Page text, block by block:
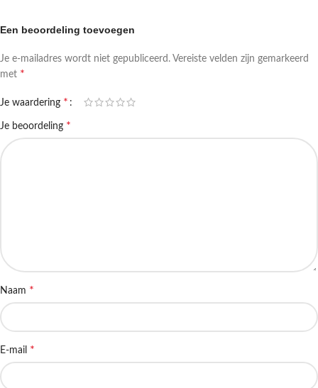
Een beoordeling toevoegen
Je e-mailadres wordt niet gepubliceerd. Vereiste velden zijn gemarkeerd
met *
Je waardering *
Je beoordeling *
Naam *
E-mail *